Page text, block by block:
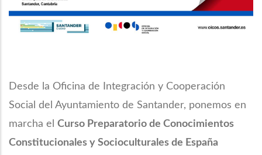
Desde la Oficina de Integración y Cooperación
Social del Ayuntamiento de Santander, ponemos en
marcha el Curso Preparatorio de Conocimientos
Constitucionales y Socioculturales de España